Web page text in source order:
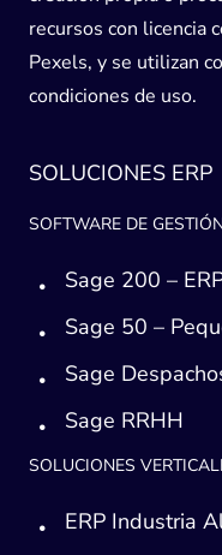
recursos con licencia
Pexels, y se utilizan
condiciones de uso.
SOLUCIONES ERP
SOFTWARE DE
Sage 200 –
Sage 50 –
Sage
Sage RRHH
SOLUCIONES
ERP Industria